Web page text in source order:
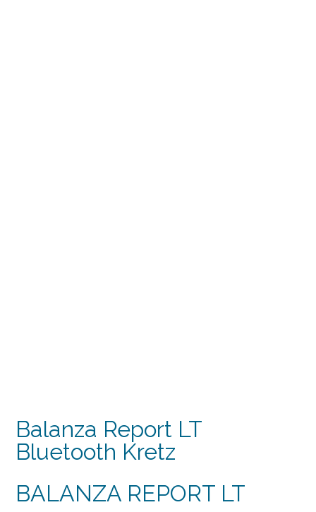
Balanza Report LT
Bluetooth Kretz
BALANZA REPORT LT